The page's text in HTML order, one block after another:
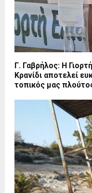
Γ. Γαβρήλος: Η
Κρανίδι αποτελεί
τοπικός μας